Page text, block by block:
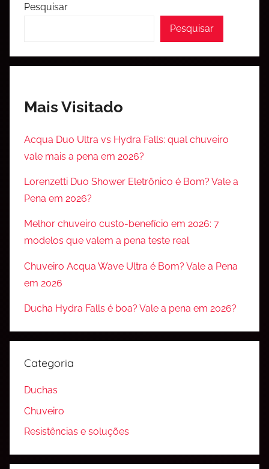
Pesquisar
Pesquisar
Mais Visitado
Acqua Duo Ultra vs Hydra Falls: qual chuveiro
vale mais a pena em 2026?
Lorenzetti Duo Shower Eletrônico é Bom? Vale a
Pena em 2026?
Melhor chuveiro custo-benefício em 2026: 7
modelos que valem a pena teste real
Chuveiro Acqua Wave Ultra é Bom? Vale a Pena
em 2026
Ducha Hydra Falls é boa? Vale a pena em 2026?
Categoria
Duchas
Chuveiro
Resistências e soluções